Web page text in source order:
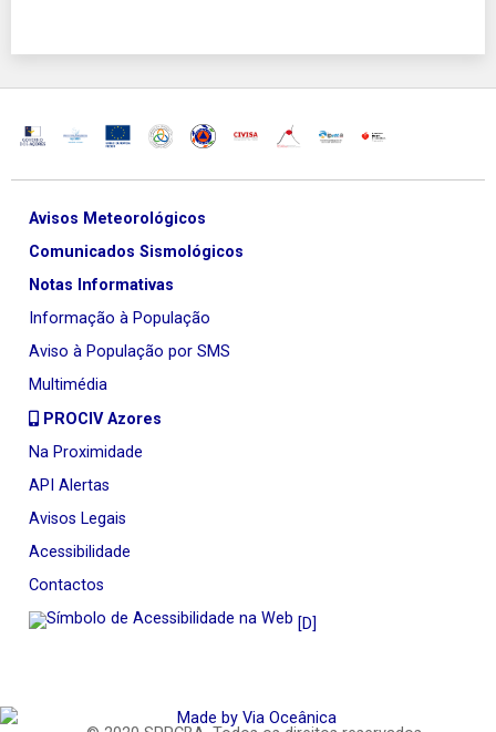
Avisos Meteorológicos
Comunicados Sismológicos
Notas Informativas
Informação à População
Aviso à População por SMS
Multimédia
PROCIV Azores
Na Proximidade
API Alertas
Avisos Legais
Acessibilidade
Contactos
[D]